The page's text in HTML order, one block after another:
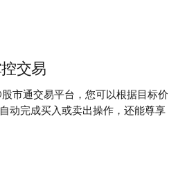
交易
市通交易平台，您可以根据目标价
动完成买入或卖出操作，还能尊享